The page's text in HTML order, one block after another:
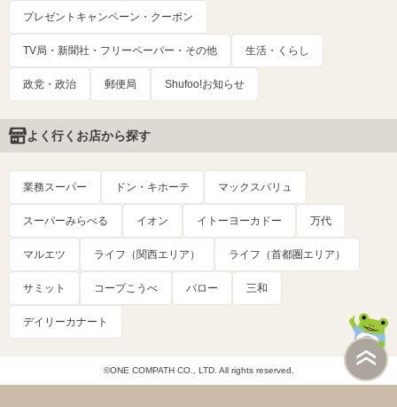
プレゼントキャンペーン・クーポン
TV局・新聞社・フリーペーパー・その他 生活・くらし
政党・政治 郵便局 Shufoo!お知らせ
よく行くお店から探す
業務スーパー ドン・キホーテ マックスバリュ
スーパーみらべる イオン イトーヨーカドー 万代
マルエツ ライフ（関西エリア） ライフ（首都圏エリア）
サミット コープこうべ バロー 三和
デイリーカナート
©ONE COMPATH CO., LTD. All rights reserved.